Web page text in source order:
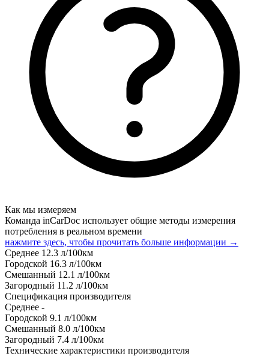
Как мы измеряем
Команда inCarDoc использует общие методы измерения
потребления в реальном времени
нажмите здесь, чтобы прочитать больше информации →
Среднее 12.3 л/100км
Городской 16.3 л/100км
Смешанный 12.1 л/100км
Загородный 11.2 л/100км
Спецификация производителя
Среднее -
Городской 9.1 л/100км
Смешанный 8.0 л/100км
Загородный 7.4 л/100км
Технические характеристики производителя